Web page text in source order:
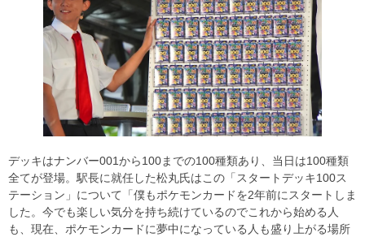
デッキはナンバー001から100までの100種類あり、当日は100種類
全てが登場。駅長に就任した松丸氏はこの「スタートデッキ100ス
テーション」について「僕もポケモンカードを2年前にスタートしま
した。今でも楽しい気分を持ち続けているのでこれから始める人
も、現在、ポケモンカードに夢中になっている人も盛り上がる場所